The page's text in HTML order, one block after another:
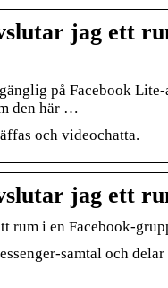
jag ett
på Facebook
den här …
och videochatta.
jag ett
rum i en Facebook-
samtal och